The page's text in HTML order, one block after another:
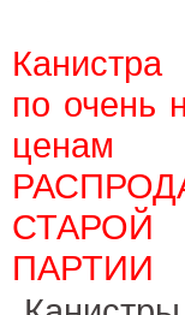
по очень
СТАРОЙ
ПАРТИИ